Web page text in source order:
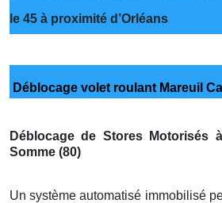
le 45 à proximité d’Orléans
Déblocage volet roulant Mareuil
Déblocage de Stores Motorisés
Somme (80)
Un système automatisé immobilisé